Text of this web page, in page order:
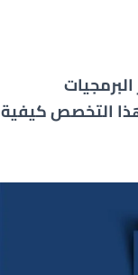
هذا التخصص كيفية